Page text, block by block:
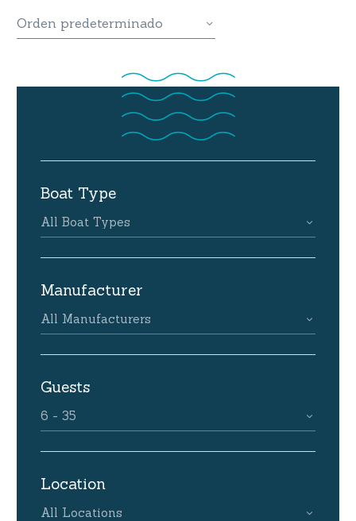
Orden predeterminado
Boat Type
All Boat Types
Manufacturer
All Manufacturers
Guests
6 - 35
Location
All Locations